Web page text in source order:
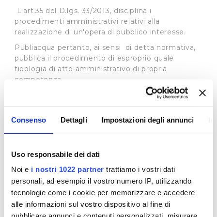
Consenso Dettagli Impostazioni degli annunci
Uso responsabile dei dati
Noi e i nostri 1022 partner trattiamo i vostri dati
personali, ad esempio il vostro numero IP, utilizzando
tecnologie come i cookie per memorizzare e accedere
alle informazioni sul vostro dispositivo al fine di
L'art.35 del D.lgs. 33/2013, disciplina i
procedimenti amministrativi relativi alla
realizzazione di un'opera di pubblico interesse.
Publiacqua pertanto, ai sensi di detta normativa,
pubblica il procedimento di esproprio quale
tipologia di atto amministrativo di propria
competenza.
In base all’art. 22 L.R. 69/2011 l'Autorità Idrica
Toscana può delegare, in tutto o in parte, i propri
poteri espropriativi al gestore del servizio idrico
integrato, nell'ambito della convenzione di
espropriativo. Si rimanda al sito dell’
Toscanaper tutte le informazioni connesse ai
procedimenti in essere.
Procedimenti ad istanza di parte
In merito ai procedimenti di istanza di parte la